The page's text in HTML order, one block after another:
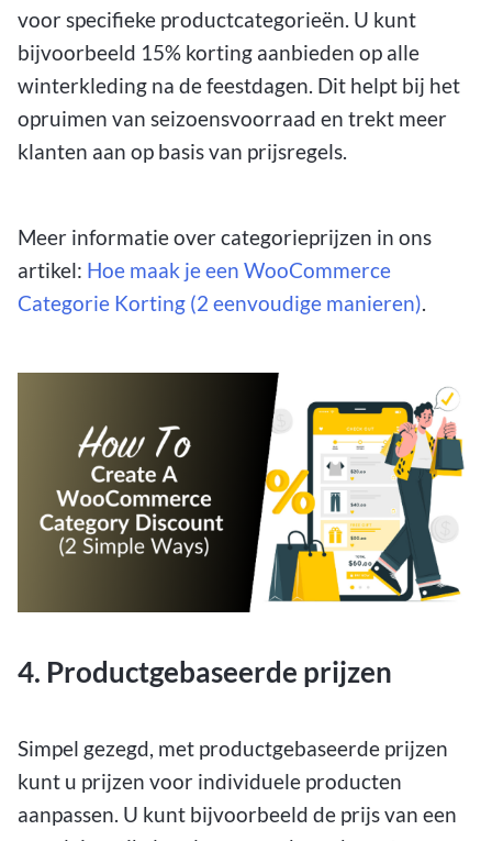
voor specifieke productcategorieën. U kunt
bijvoorbeeld 15% korting aanbieden op alle
winterkleding na de feestdagen. Dit helpt bij het
opruimen van seizoensvoorraad en trekt meer
klanten aan op basis van prijsregels.
Meer informatie over categorieprijzen in ons
artikel: Hoe maak je een WooCommerce
Categorie Korting (2 eenvoudige manieren).
4. Productgebaseerde prijzen
Simpel gezegd, met productgebaseerde prijzen
kunt u prijzen voor individuele producten
aanpassen. U kunt bijvoorbeeld de prijs van een